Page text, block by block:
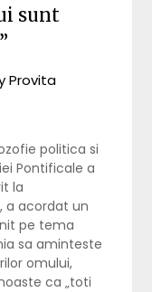
sunt
Provita
politica si
Pontificale a
la
a acordat un
pe tema
sa aminteste
omului,
ca „toti